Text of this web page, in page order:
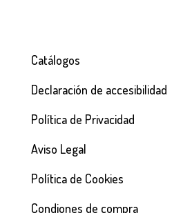
Catálogos
Declaración de accesibilidad
Política de Privacidad
Aviso Legal
Política de Cookies
Condiones de compra